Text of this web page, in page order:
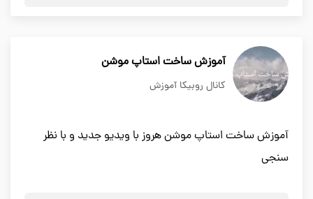
آموزش ساخت استاپ موشن
کانال روبیکا آموزش
آموزش ساخت استاپ موشن هروز با ویدیو جدید و با نظر
سنجی